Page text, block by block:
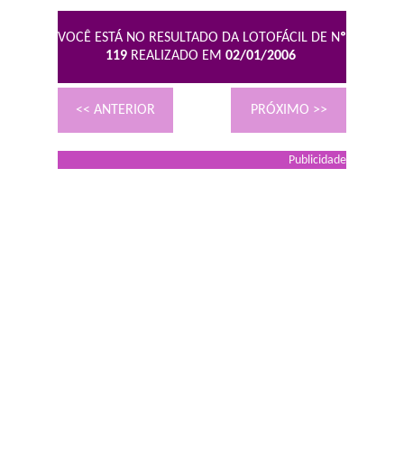
VOCÊ ESTÁ NO RESULTADO DA LOTOFÁCIL DE Nº
119 REALIZADO EM 02/01/2006
<< ANTERIOR PRÓXIMO >>
Publicidade